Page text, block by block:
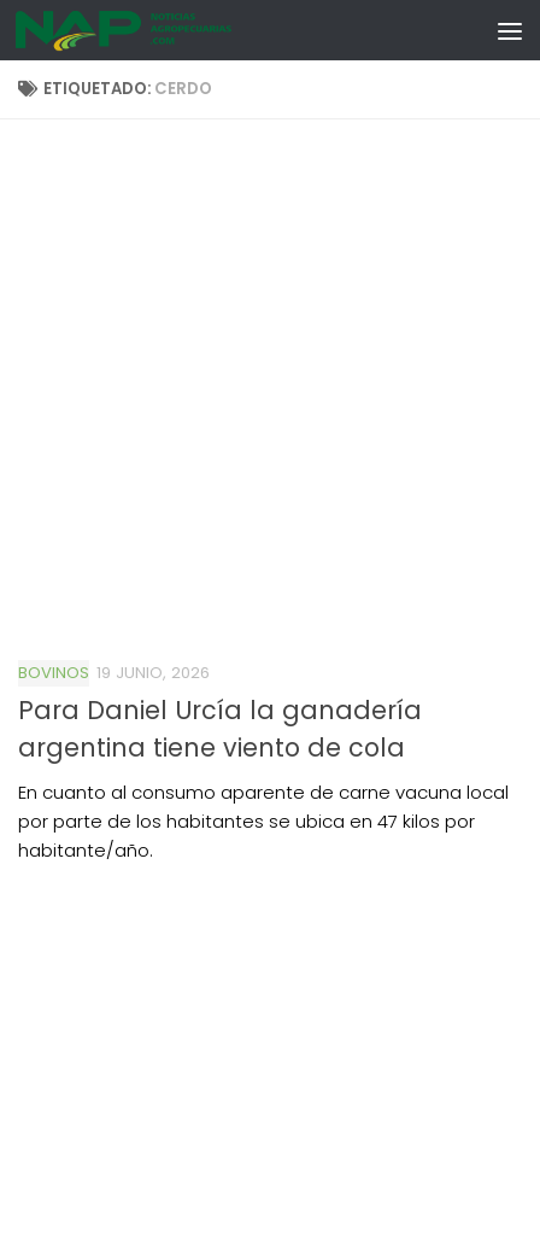
Skip to content
ETIQUETADO: CERDO
BOVINOS 19 JUNIO, 2026
Para Daniel Urcía la ganadería
argentina tiene viento de cola
En cuanto al consumo aparente de carne vacuna local
por parte de los habitantes se ubica en 47 kilos por
habitante/año.